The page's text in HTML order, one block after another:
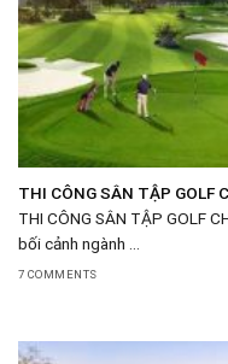
THI CÔNG SÂN TẬP GOLF
THI CÔNG SÂN TẬP GOLF
bối cảnh ngành ...
7 COMMENTS